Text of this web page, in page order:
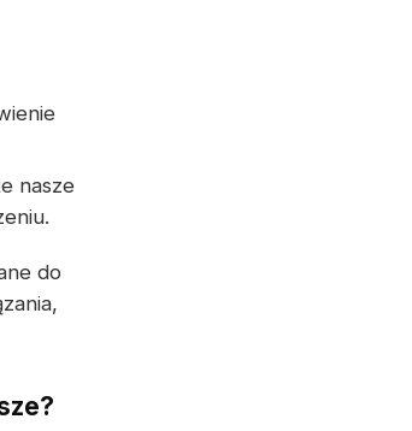
nasze
do